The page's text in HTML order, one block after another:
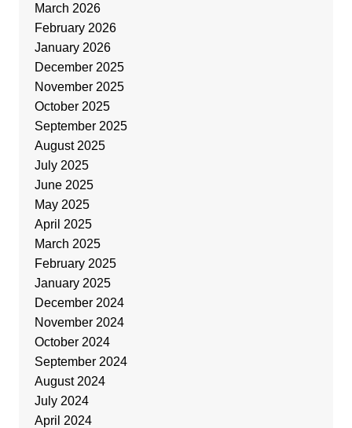
March 2026
February 2026
January 2026
December 2025
November 2025
October 2025
September 2025
August 2025
July 2025
June 2025
May 2025
April 2025
March 2025
February 2025
January 2025
December 2024
November 2024
October 2024
September 2024
August 2024
July 2024
April 2024